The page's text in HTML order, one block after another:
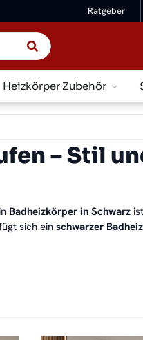
Ratgeber
Heizkörper Zubehör
– Stil
Badheizkörper in Schwarz
sich ein schwarzer